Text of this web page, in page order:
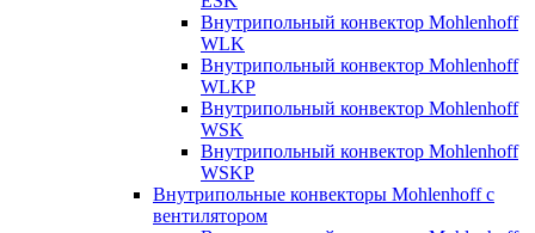
Внутрипольный конвектор Mohlenhoff
WLK
Внутрипольный конвектор Mohlenhoff
WLKP
Внутрипольный конвектор Mohlenhoff
WSK
Внутрипольный конвектор Mohlenhoff
WSKP
Внутрипольные конвекторы Mohlenhoff с
вентилятором